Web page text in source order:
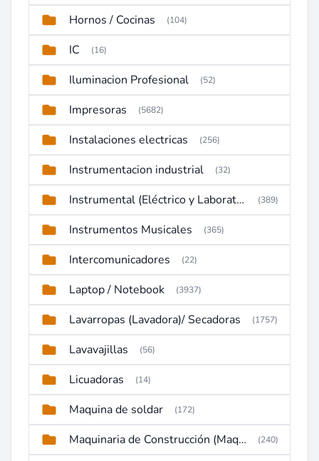
Hornos / Cocinas (104)
IC (16)
Iluminacion Profesional (52)
Impresoras (5682)
Instalaciones electricas (256)
Instrumentacion industrial (32)
Instrumental (Eléctrico y Laboratorio) (389)
Instrumentos Musicales (365)
Intercomunicadores (22)
Laptop / Notebook (3937)
Lavarropas (Lavadora)/ Secadoras (1757)
Lavavajillas (56)
Licuadoras (14)
Maquina de soldar (172)
Maquinaria de Construcción (Maquinaria Pesada) (240)